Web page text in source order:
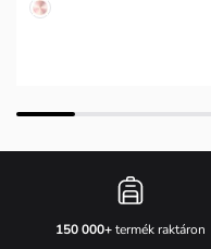
150 000+termék raktáron